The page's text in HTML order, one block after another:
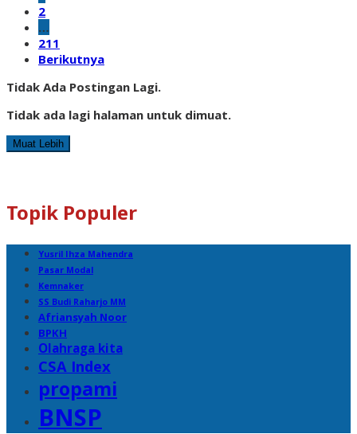
2
…
211
Berikutnya
Tidak Ada Postingan Lagi.
Tidak ada lagi halaman untuk dimuat.
Muat Lebih
Topik Populer
Yusril Ihza Mahendra
Pasar Modal
Kemnaker
SS Budi Raharjo MM
Afriansyah Noor
BPKH
Olahraga kita
CSA Index
propami
BNSP